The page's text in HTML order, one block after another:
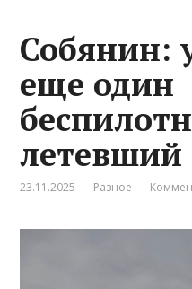
Собянин:
еще один
летевший
23.11.2025 Разное